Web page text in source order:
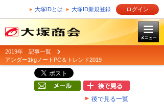
大塚IDとは 大塚ID新規登録 ログイン
2019年 記事一覧
アンダー1kgノートPC＆トレンド2019
後で見る一覧